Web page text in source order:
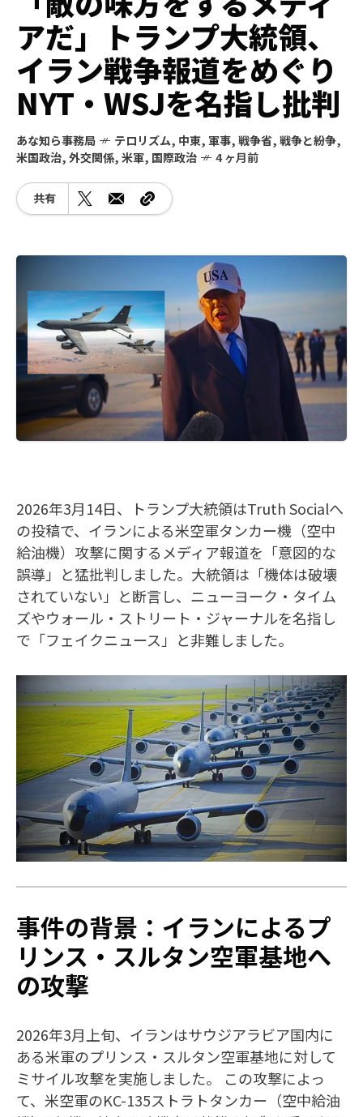
アだ」トランプ大統領、
イラン戦争報道をめぐり
NYT・WSJを名指し批判
あな知ら事務局 テロリズム, 中東, 軍事, 戦争省, 戦争と紛争,
米国政治, 外交関係, 米軍, 国際政治 4 ヶ月前
共有
2026年3月14日、トランプ大統領はTruth Socialへ
の投稿で、イランによる米空軍タンカー機（空中
給油機）攻撃に関するメディア報道を「意図的な
誤導」と猛批判しました。大統領は「機体は破壊
されていない」と断言し、ニューヨーク・タイム
ズやウォール・ストリート・ジャーナルを名指し
で「フェイクニュース」と非難しました。
事件の背景：イランによるプ
リンス・スルタン空軍基地へ
の攻撃
2026年3月上旬、イランはサウジアラビア国内に
ある米軍のプリンス・スルタン空軍基地に対して
ミサイル攻撃を実施しました。 この攻撃によっ
て、米空軍のKC-135ストラトタンカー（空中給油